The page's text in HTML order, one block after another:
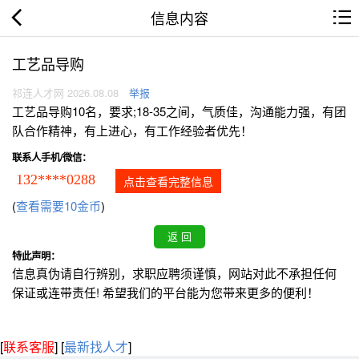
信息内容
工艺品导购
祁连人才网 2026.08.08 举报
工艺品导购10名，要求;18-35之间，气质佳，沟通能力强，有团
队合作精神，有上进心，有工作经验者优先！
联系人手机/微信：
132****0288 点击查看完整信息
(查看需要10金币)
特此声明：
信息真伪请自行辨别，求职应聘须谨慎，网站对此不承担任何
保证或连带责任! 希望我们的平台能为您带来更多的便利！
[联系客服] [最新找人才]